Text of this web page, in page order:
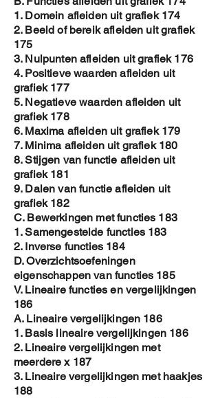
1. Domein afleiden uit grafiek 174
2. Beeld of bereik afleiden uit grafiek
175
3. Nulpunten afleiden uit grafiek 176
4. Positieve waarden afleiden uit
grafiek 177
5. Negatieve waarden afleiden uit
grafiek 178
6. Maxima afleiden uit grafiek 179
7. Minima afleiden uit grafiek 180
8. Stijgen van functie afleiden uit
grafiek 181
9. Dalen van functie afleiden uit
grafiek 182
C. Bewerkingen met functies 183
1. Samengestelde functies 183
2. Inverse functies 184
D. Overzichtsoefeningen
eigenschappen van functies 185
V. Lineaire functies en vergelijkingen
186
A. Lineaire vergelijkingen 186
1. Basis lineaire vergelijkingen 186
2. Lineaire vergelijkingen met
meerdere x 187
3. Lineaire vergelijkingen met haakjes
188